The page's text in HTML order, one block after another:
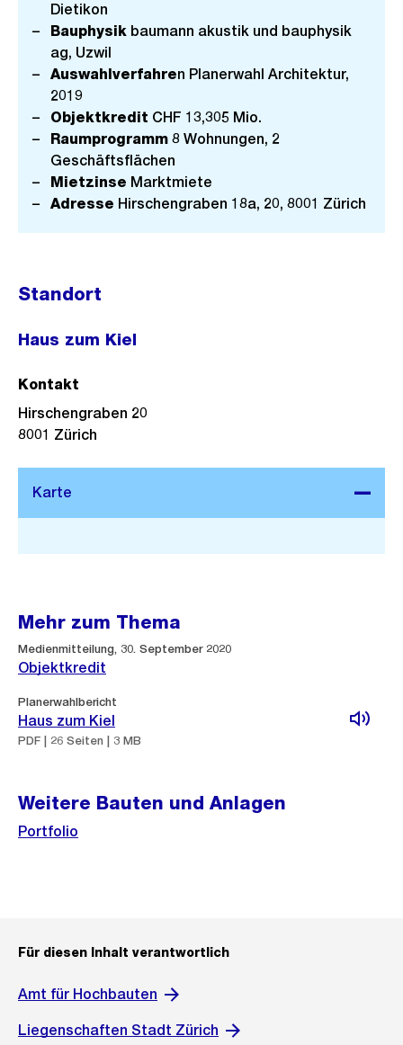
Dietikon
Bauphysik baumann akustik und bauphysik
ag, Uzwil
Auswahlverfahren Planerwahl Architektur,
2019
Objektkredit CHF 13,305 Mio.
Raumprogramm 8 Wohnungen, 2
Geschäftsflächen
Mietzinse Marktmiete
Adresse Hirschengraben 18a, 20, 8001 Zürich
Standort
Haus zum Kiel
Stadtplan 3D
Kontakt
Hirschengraben 20
8001 Zürich
Mehr zum Thema
Medienmitteilung, 30. September 2020
Objektkredit
Planerwahlbericht
Haus zum Kiel
PDF | 26 Seiten | 3 MB
Weitere Bauten und Anlagen
Portfolio
Für diesen Inhalt verantwortlich
Amt für Hochbauten
Liegenschaften Stadt Zürich